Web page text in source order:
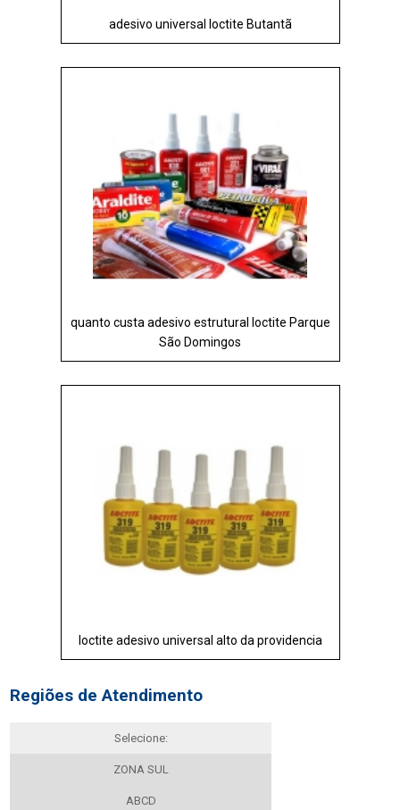
adesivo universal loctite Butantã
quanto custa adesivo estrutural loctite Parque
São Domingos
loctite adesivo universal alto da providencia
Regiões de Atendimento
Selecione:
ZONA SUL
ABCD